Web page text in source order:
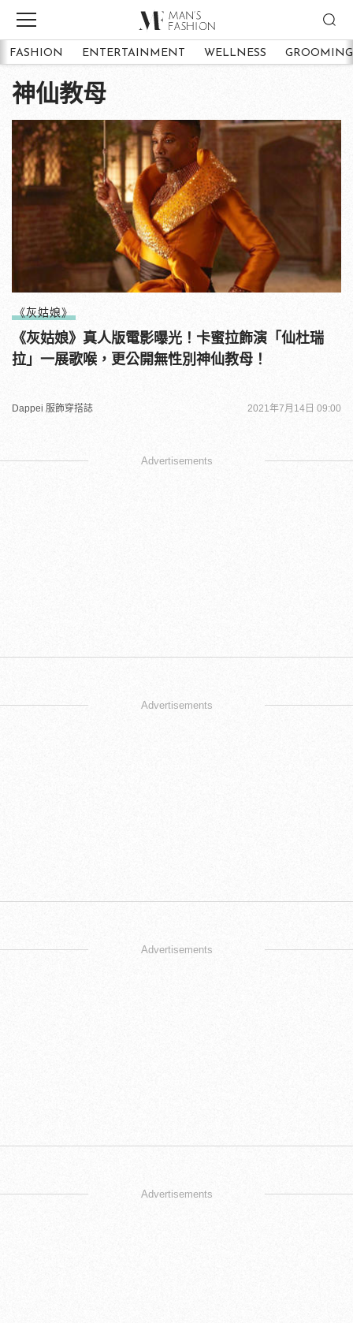
FASHION ENTERTAINMENT WELLNESS GROOMING
神仙教母
《灰姑娘》
《灰姑娘》真人版電影曝光！卡蜜拉飾演「仙杜瑞
拉」一展歌喉，更公開無性別神仙教母！
Dappei 服飾穿搭誌 2021年7月14日 09:00
Advertisements
Advertisements
Advertisements
Advertisements